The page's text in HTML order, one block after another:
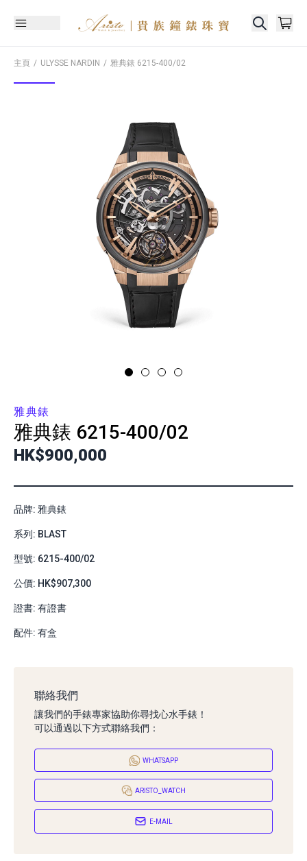
主頁 ULYSSE NARDIN 雅典錶 6215-400/02
雅典錶
雅典錶 6215-400/02
HK$900,000
品牌: 雅典錶
系列: BLAST
型號: 6215-400/02
公價: HK$907,300
證書: 有證書
配件: 有盒
聯絡我們
讓我們的手錶專家協助你尋找心水手錶！
可以通過以下方式聯絡我們：
WHATSAPP
ARISTO_WATCH
E-MAIL